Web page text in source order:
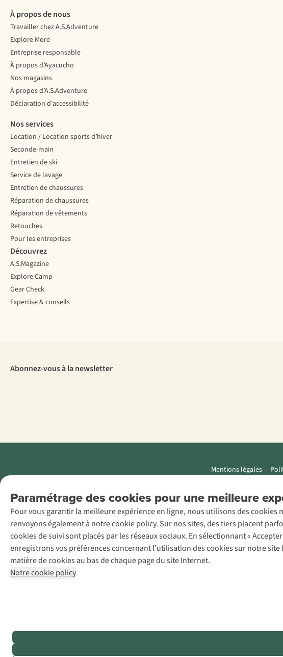
Paramétrage des cookies pour une meilleure
Pour vous garantir la meilleure expérience en ligne, nous utilisons des
renvoyons également à notre cookie policy. Sur nos sites, des tiers placent
cookies de suivi sont placés par les réseaux sociaux. En sélectionnant «
enregistrons vos préférences concernant l’utilisation des cookies sur notre
matière de cookies au bas de chaque page du site Internet.
Notre cookie policy
À propos de nous
Travailler chez A.S.Adventure
Explore More
Entreprise responsable
À propos d’Ayacucho
Nos magasins
À propos d’A.S.Adventure
Déclaration d'accessibilité
Nos services
Location / Location sports d’hiver
Seconde-main
Entretien de ski
Service de lavage
Entretien de chaussures
Réparation de chaussures
Réparation de vêtements
Retouches
Pour les entreprises
Découvrez
A.S.Magazine
Explore Camp
Gear Check
Expertise & conseils
Abonnez-vous à la newsletter
Mentions légales
AS Adventure
Luxemburg SA,
Boulevard F.W.
Raiffeisen 25, L-
2411
Luxembourg
+32 (0)3 828
30 15